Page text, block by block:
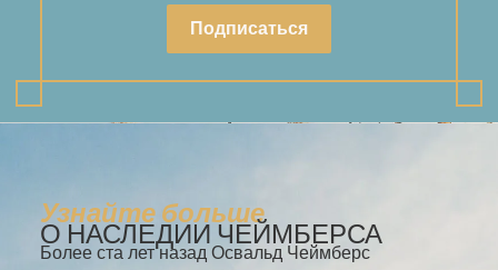
Подписаться
Узнайте больше
О НАСЛЕДИИ ЧЕЙМБЕРСА
Более ста лет назад Освальд Чеймберс